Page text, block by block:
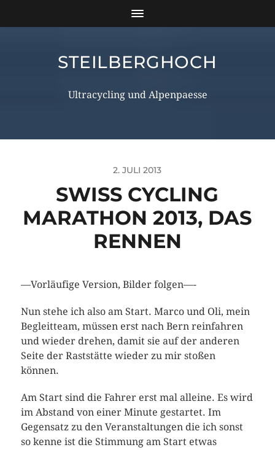
STEILBERGHOCH
Ultracycling und Alpenpaesse
2. JULI 2013
SWISS CYCLING
MARATHON 2013, DAS
RENNEN
—Vorläufige Version, Bilder folgen—-
Nun stehe ich also am Start. Marco und Oli, mein
Begleitteam, müssen erst nach Bern reinfahren
und wieder drehen, damit sie auf der anderen
Seite der Raststätte wieder zu mir stoßen
können.
Am Start sind die Fahrer erst mal alleine. Es wird
im Abstand von einer Minute gestartet. Im
Gegensatz zu den Veranstaltungen die ich sonst
so kenne ist die Stimmung am Start etwas